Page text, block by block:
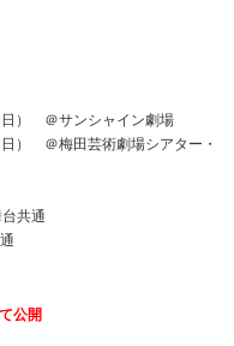
） ＠サンシャイン劇場
） ＠梅田芸術劇場シアター・
共通
公開